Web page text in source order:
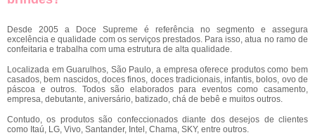
Desde 2005 a Doce Supreme é referência no segmento e assegura
excelência e qualidade com os serviços prestados. Para isso, atua no ramo de
confeitaria e trabalha com uma estrutura de alta qualidade.
Localizada em Guarulhos, São Paulo, a empresa oferece produtos como bem
casados, bem nascidos, doces finos, doces tradicionais, infantis, bolos, ovo de
páscoa e outros. Todos são elaborados para eventos como casamento,
empresa, debutante, aniversário, batizado, chá de bebê e muitos outros.
Contudo, os produtos são confeccionados diante dos desejos de clientes
como Itaú, LG, Vivo, Santander, Intel, Chama, SKY, entre outros.